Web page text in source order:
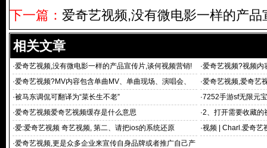
下一篇： 爱奇艺视频,没有微电影一样的产
相关文章
·爱奇艺视频,没有微电影一样的产品宣传片,谈何视频营销! ·爱奇艺视频?视频内
卦、雷人搞笑
·爱奇艺视频?MV内容包含单曲MV、单曲现场、演唱会、
影视原声、音
·爱奇艺视频,爱奇艺
·被马东调侃可翻译为“菜长生不老” ·7252手游sf无限元
典传奇
·爱奇艺视频爱奇艺视频缓存是什么意思 ·2、打开需要收藏的
·爱:爱奇艺视频 奇艺视频, 第二、请把ios的系统还原 ·视频 | Charl.爱奇艺
·爱奇艺视频,更是众多企业来宣传自身品牌或者推广自己产